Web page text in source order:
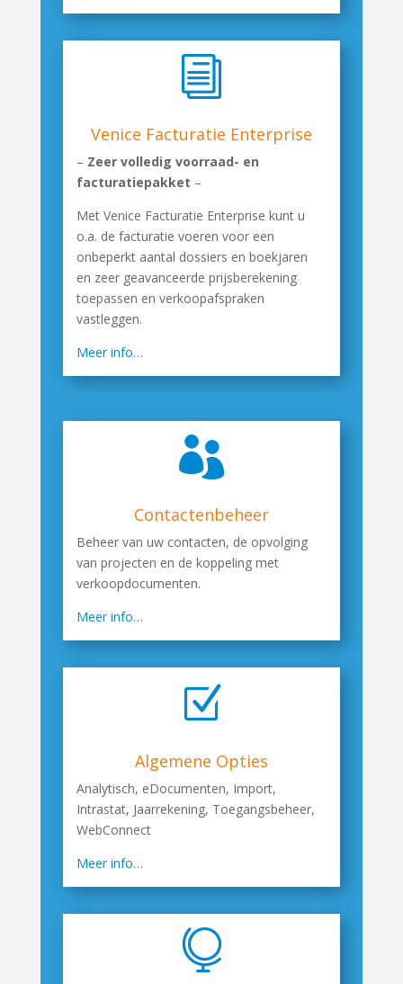
i
Venice Facturatie Enterprise
– Zeer volledig voorraad- en
facturatiepakket –
Met Venice Facturatie Enterprise kunt u
o.a. de facturatie voeren voor een
onbeperkt aantal dossiers en boekjaren
en zeer geavanceerde prijsberekening
toepassen en verkoopafspraken
vastleggen.
Meer info…

Contactenbeheer
Beheer van uw contacten, de opvolging
van projecten en de koppeling met
verkoopdocumenten.
Meer info…
Z
Algemene Opties
Analytisch, eDocumenten, Import,
Intrastat, Jaarrekening, Toegangsbeheer,
WebConnect
Meer info…
